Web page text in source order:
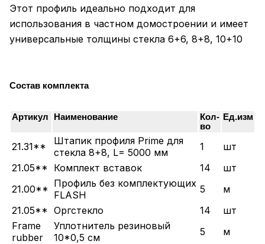
Этот профиль идеально подходит для
использования в частном домостроении и имеет
универсальные толщины стекла 6+6, 8+8, 10+10
Состав комплекта
Артикул Наименование
Кол-
во
Ед.изм
21.31**
Штапик профиля Prime для
стекла 8+8, L= 5000 мм
1
шт
21.05**
Комплект вставок 14
шт
21.00** Профиль без комплектующих
FLASH
5
м
21.05** Оргстекло 14
шт
Frame
rubber
Уплотнитель резиновый
10*0,5 см
5 м